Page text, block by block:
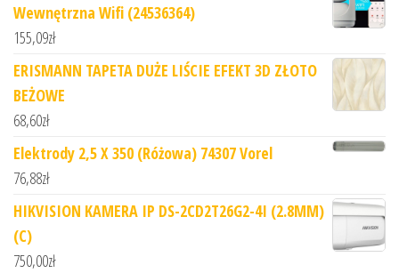
Wewnętrzna Wifi (24536364)
155,09zł
ERISMANN TAPETA DUŻE LIŚCIE EFEKT 3D ZŁOTO
BEŻOWE
68,60zł
Elektrody 2,5 X 350 (Różowa) 74307 Vorel
76,88zł
HIKVISION KAMERA IP DS-2CD2T26G2-4I (2.8MM)
(C)
750,00zł